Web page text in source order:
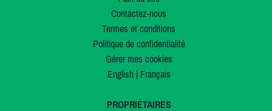
Contactez-nous
Termes et conditions
Politique de confidentialité
Gérer mes cookies
English| Français
PROPRIÉTAIRES